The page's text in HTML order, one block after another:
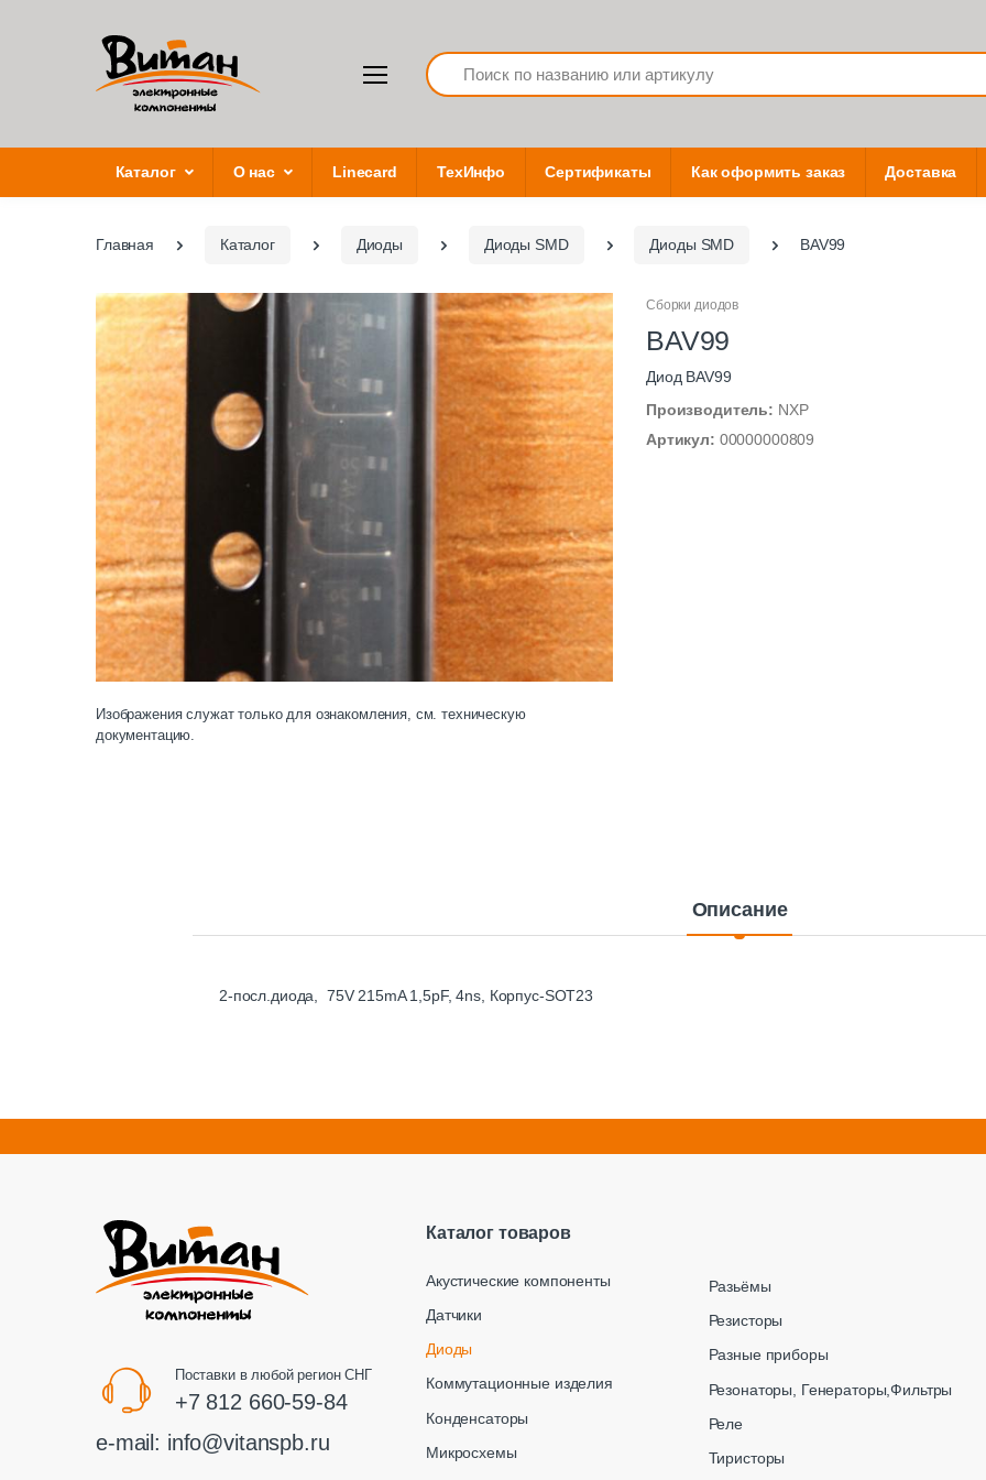
Search
Каталог О нас Linecard ТехИнфо Сертификаты Как оформить заказ Доставка
Главная Каталог Диоды Диоды SMD Диоды SMD BAV99
Изображения служат только для ознакомления, см. техническую
документацию.
Сборки диодов
BAV99
Диод BAV99
Производитель: NXP
Артикул: 00000000809
Описание
2-посл.диода, 75V 215mA 1,5pF, 4ns, Корпус-SOT23
Поставки в любой регион СНГ
+7 812 660-59-84
e-mail: info@vitanspb.ru
Каталог товаров
Акустические компоненты
Датчики
Диоды
Коммутационные изделия
Конденсаторы
Микросхемы
Разьёмы
Резисторы
Разные приборы
Резонаторы, Генераторы,Фильтры
Реле
Тиристоры